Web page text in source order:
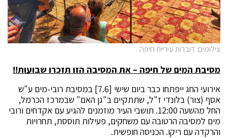
צילומים: דוברות עיריית חיפה
מסיבת המים של חיפה – את המסיבה הזו תזכרו שבועות!!
אירועי החג ייפתחו כבר ביום שישי [7.6] במסיבת רובי-מים ע"ש
אסף (צור) בלונדי ז"ל, שתתקיים ב"גן האם" שבמרכז הכרמל,
החל מהשעה 12:00. תושבי העיר מוזמנים להגיע עם אקדחים ורובי
מים למסיבה הרטובה עם משחקים, פעילות תוססת, תחרויות
והרקדה עם ריקו. הכניסה חופשית.